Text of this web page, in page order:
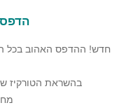
חדש! ההדפס האהוב בכל
בהשראת הטורקיז